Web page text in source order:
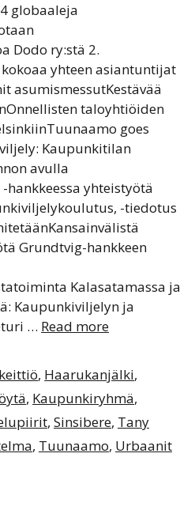
globaaleja
Dodo ry:stä 2.
yhteen asiantuntijat
asumismessutKestävää
taloyhtiöiden
goes
Kaupunkitilan
avulla
yhteistyötä
-tiedotus
Grundtvig-hankkeen
Kalasatamassa ja
Kaupunkiviljelyn ja
… Read more
, Haarukanjälki,
, Kaupunkiryhmä,
, Sinsibere, Tany
, Tuunaamo, Urbaanit